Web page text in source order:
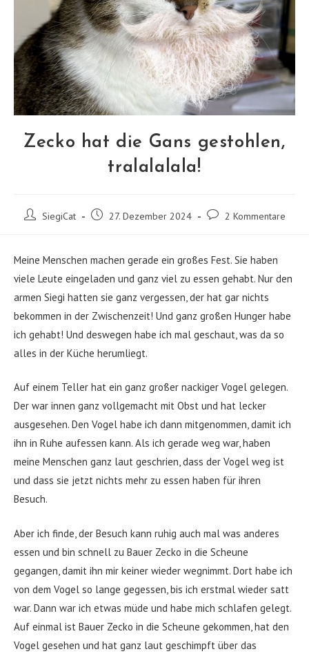
Zecko hat die Gans gestohlen,
tralalalala!
Beitrags-SiegiCat
Beitrag27. Dezember 2024
Beitrags-2 Kommentare
Meine Menschen machen gerade ein großes Fest. Sie haben
viele Leute eingeladen und ganz viel zu essen gehabt. Nur den
armen Siegi hatten sie ganz vergessen, der hat gar nichts
bekommen in der Zwischenzeit! Und ganz großen Hunger habe
ich gehabt! Und deswegen habe ich mal geschaut, was da so
alles in der Küche herumliegt.
Auf einem Teller hat ein ganz großer nackiger Vogel gelegen.
Der war innen ganz vollgemacht mit Obst und hat lecker
ausgesehen. Den Vogel habe ich dann mitgenommen, damit ich
ihn in Ruhe aufessen kann. Als ich gerade weg war, haben
meine Menschen ganz laut geschrien, dass der Vogel weg ist
und dass sie jetzt nichts mehr zu essen haben für ihren
Besuch.
Aber ich finde, der Besuch kann ruhig auch mal was anderes
essen und bin schnell zu Bauer Zecko in die Scheune
gegangen, damit ihn mir keiner wieder wegnimmt. Dort habe ich
von dem Vogel so lange gegessen, bis ich erstmal wieder satt
war. Dann war ich etwas müde und habe mich schlafen gelegt.
Auf einmal ist Bauer Zecko in die Scheune gekommen, hat den
Vogel gesehen und hat ganz laut geschimpft über das